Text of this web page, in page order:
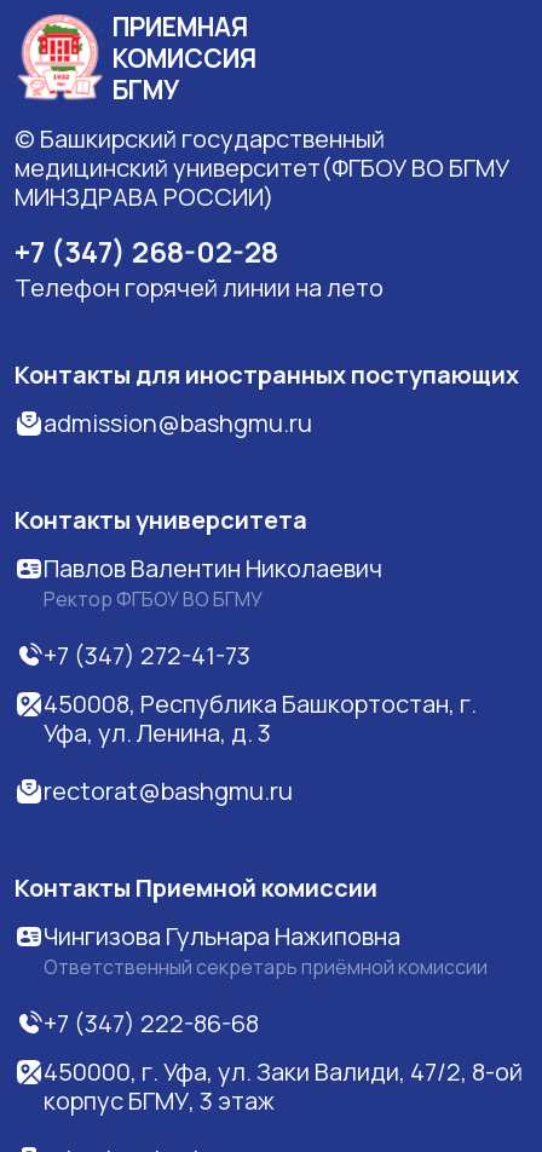
ПРИЕМНАЯ
КОМИССИЯ
БГМУ
© Башкирский государственный
медицинский университет(ФГБОУ ВО БГМУ
МИНЗДРАВА РОССИИ)
+7 (347) 268-02-28
Телефон горячей линии на лето
Контакты для иностранных поступающих
admission@bashgmu.ru
Контакты университета
Павлов Валентин Николаевич
Ректор ФГБОУ ВО БГМУ
+7 (347) 272-41-73
450008, Республика Башкортостан, г.
Уфа, ул. Ленина, д. 3
rectorat@bashgmu.ru
Контакты Приемной комиссии
Чингизова Гульнара Нажиповна
Ответственный секретарь приёмной комиссии
+7 (347) 222-86-68
450000, г. Уфа, ул. Заки Валиди, 47/2, 8-ой
корпус БГМУ, 3 этаж